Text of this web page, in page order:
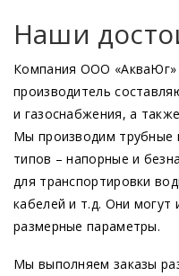
Наши
Компания ООО «АкваЮг
производитель
и газоснабжения, а
Мы производим трубные
типов – напорные и
для транспортировки
кабелей и т.д. Они могут
размерные параметры.
Мы выполняем заказы